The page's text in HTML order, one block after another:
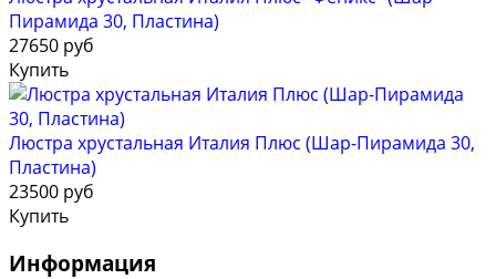
Пирамида 30, Пластина)
27650 руб
Купить
Люстра хрустальная Италия Плюс (Шар-Пирамида 30,
Пластина)
23500 руб
Купить
Информация